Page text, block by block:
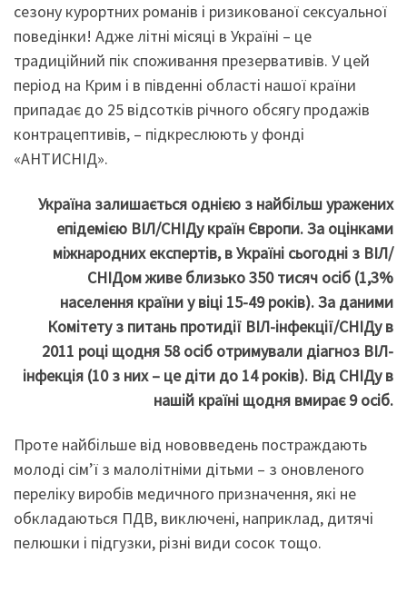
сезону курортних романів і ризикованої сексуальної
поведінки! Адже літні місяці в Україні – це
традиційний пік споживання презервативів. У цей
період на Крим і в південні області нашої країни
припадає до 25 відсотків річного обсягу продажів
контрацептивів, – підкреслюють у фонді
«АНТИСНІД».
Україна залишається однією з найбільш уражених
епідемією ВІЛ/СНІДу країн Європи. За оцінками
міжнародних експертів, в Україні сьогодні з ВІЛ/
СНІДом живе близько 350 тисяч осіб (1,3%
населення країни у віці 15-49 років). За даними
Комітету з питань протидії ВІЛ-інфекції/СНІДу в
2011 році щодня 58 осіб отримували діагноз ВІЛ-
інфекція (10 з них – це діти до 14 років). Від СНІДу в
нашій країні щодня вмирає 9 осіб.
Проте найбільше від нововведень постраждають
молоді сім’ї з малолітніми дітьми – з оновленого
переліку виробів медичного призначення, які не
обкладаються ПДВ, виключені, наприклад, дитячі
пелюшки і підгузки, різні види сосок тощо.